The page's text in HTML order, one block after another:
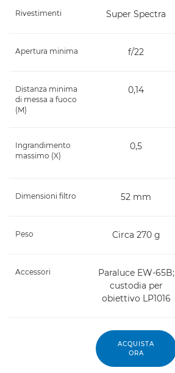
Rivestimenti Super Spectra
Apertura minima f/22
Distanza minima
di messa a fuoco
(M)
0,14
Ingrandimento
massimo (X)
0,5
Dimensioni filtro 52 mm
Peso Circa 270 g
Accessori
Paraluce EW-65B;
custodia per
obiettivo LP1016
ACQUISTA
ORA